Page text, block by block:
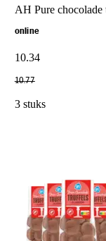
AH Pure
online
10.34
10.77
3 stuks